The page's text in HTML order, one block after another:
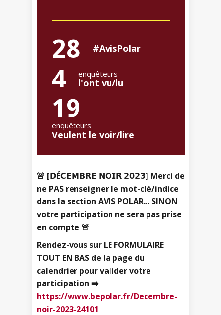
28 #AvisPolar
4 enquêteurs
l'ont vu/lu
19
enquêteurs
Veulent le voir/lire
🚨 [𝗗É𝗖𝗘𝗠𝗕𝗥𝗘 𝗡𝗢𝗜𝗥 𝟮𝟬𝟮𝟯] Merci de
ne PAS renseigner le mot-clé/indice
dans la section AVIS POLAR... SINON
votre participation ne sera pas prise
en compte 🚨
Rendez-vous sur LE FORMULAIRE
TOUT EN BAS de la page du
calendrier pour valider votre
participation ➡️
https://www.bepolar.fr/Decembre-
noir-2023-24101